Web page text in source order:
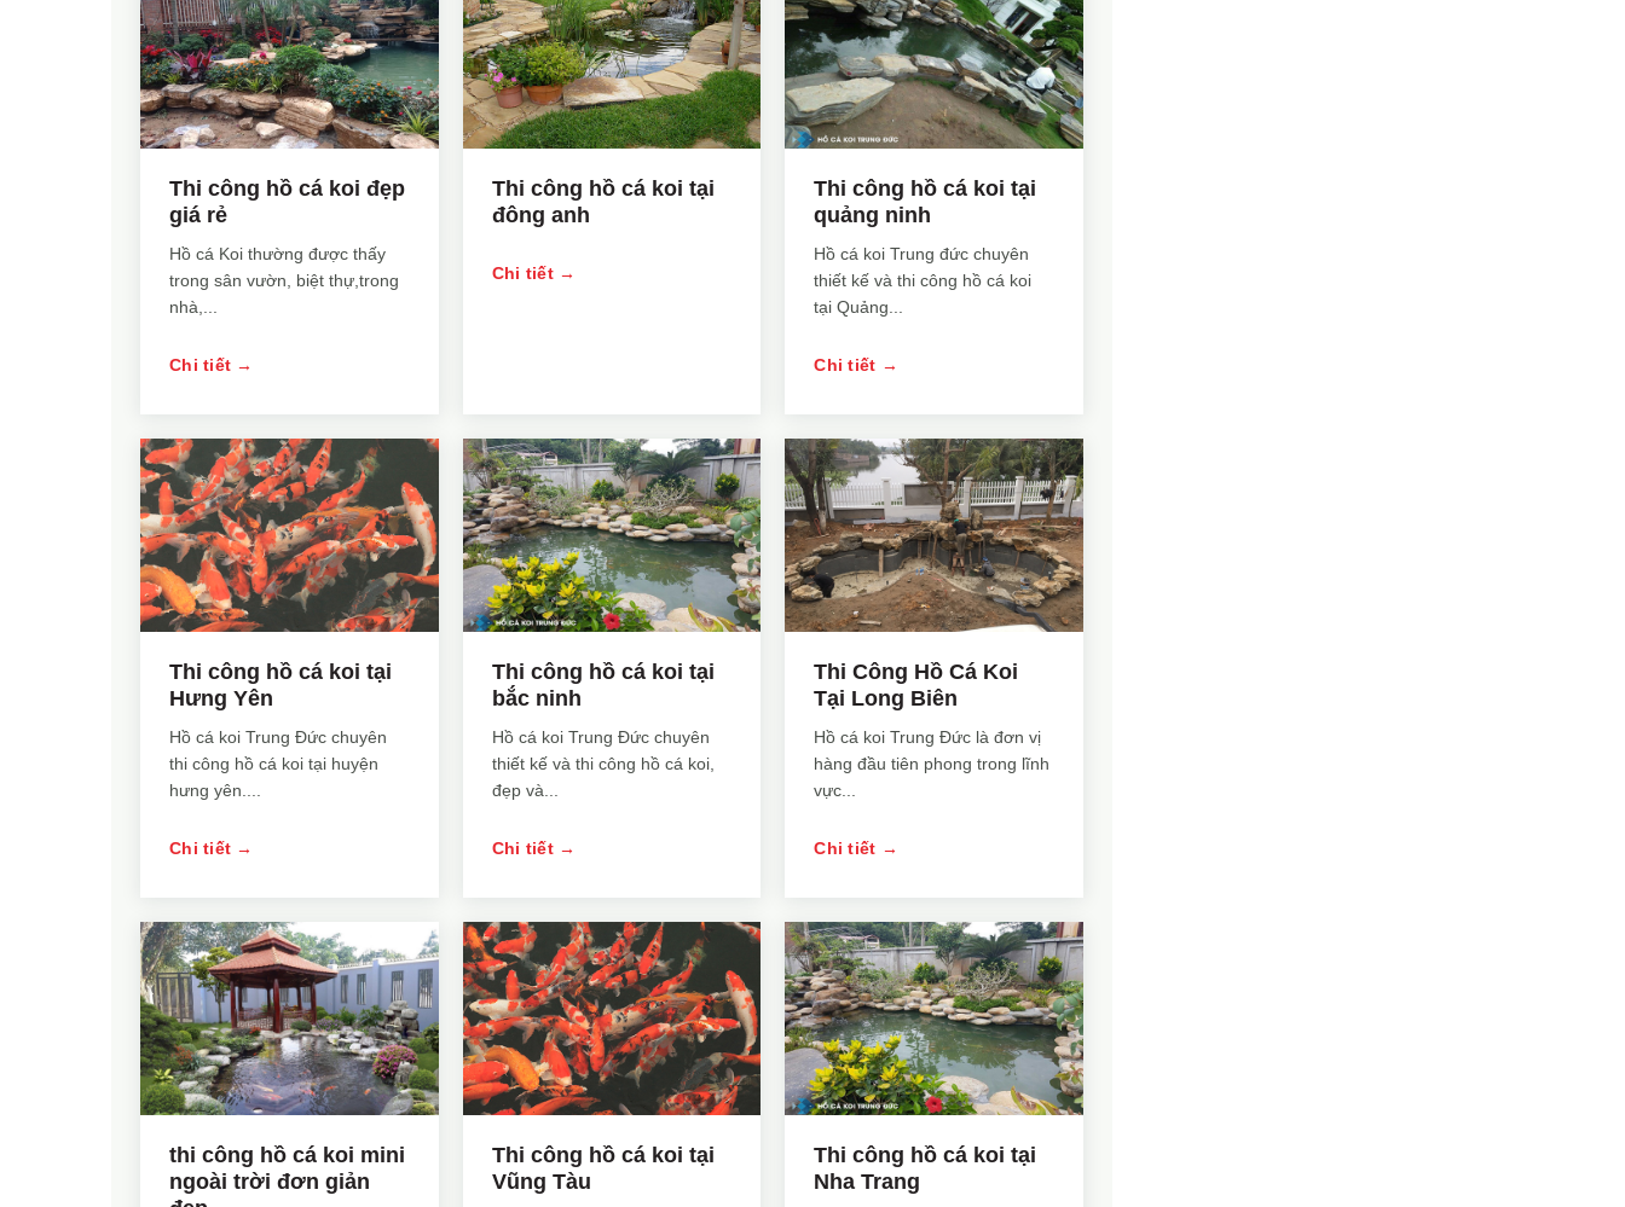
Thi công hồ cá koi đẹp
giá rẻ
Hồ cá Koi thường được thấy
trong sân vườn, biệt thự,trong
nhà,...
Chi tiết →
Thi công hồ cá koi tại
đông anh
Chi tiết →
Thi công hồ cá koi tại
quảng ninh
Hồ cá koi Trung đức chuyên
thiết kế và thi công hồ cá koi
tại Quảng...
Chi tiết →
Thi công hồ cá koi tại
Hưng Yên
Hồ cá koi Trung Đức chuyên
thi công hồ cá koi tại huyện
hưng yên....
Chi tiết →
Thi công hồ cá koi tại
bắc ninh
Hồ cá koi Trung Đức chuyên
thiết kế và thi công hồ cá koi,
đẹp và...
Chi tiết →
Thi Công Hồ Cá Koi
Tại Long Biên
Hồ cá koi Trung Đức là đơn vị
hàng đầu tiên phong trong lĩnh
vực...
Chi tiết →
thi công hồ cá koi mini
ngoài trời đơn giản
Thi công hồ cá koi tại
Vũng Tàu
Thi công hồ cá koi tại
Nha Trang